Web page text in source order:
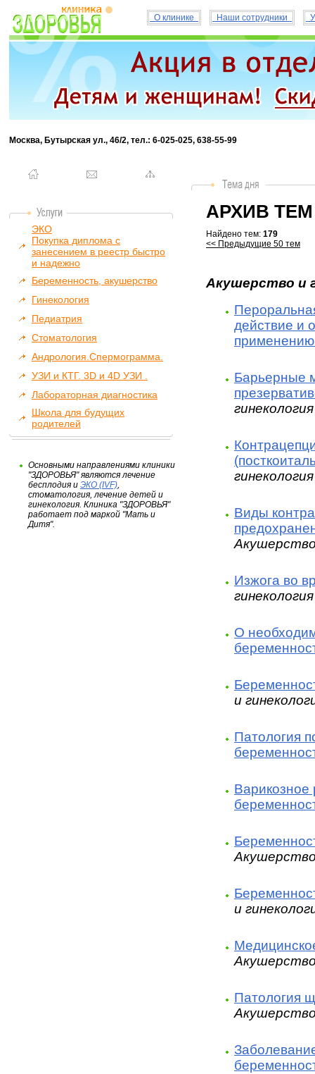
О клинике Наши сотрудники
Москва, Бутырская ул., 46/2, тел.: 6-025-025, 638-55-99
ЭКО
Покупка диплома с
занесением в реестр быстро
и надежно
Беременность, акушерство
Гинекология
Педиатрия
Стоматология
Андрология.Спермограмма.
УЗИ и КТГ. 3D и 4D УЗИ .
Лабораторная диагностика
Школа для будущих
родителей
Основными направлениями клиники
"ЗДОРОВЬЯ" являются лечение
бесплодия и ЭКО (IVF),
стоматология, лечение детей и
гинекология. Клиника "ЗДОРОВЬЯ"
работает под маркой "Мать и
Дитя".
АРХИВ ТЕМ
Найдено тем: 179
<< Предыдущие 50 тем
Акушерство и
действие и
Барьерные
гинекология
гинекология
Виды
Изжога во
гинекология
О
и
Патология
Варикозное
и
Патология